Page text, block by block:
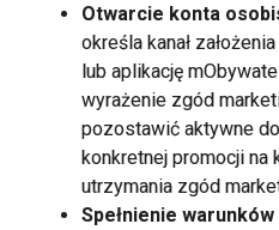
Otwarcie konta
określa kanał
lub aplikację
wyrażenie zgód
pozostawić aktywne
konkretnej promocji na
utrzymania zgód
Spełnienie